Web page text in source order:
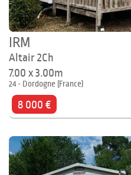
IRM
Altair 2Ch
7.00 x 3.00m
24 - Dordogne (France)
8 000 €